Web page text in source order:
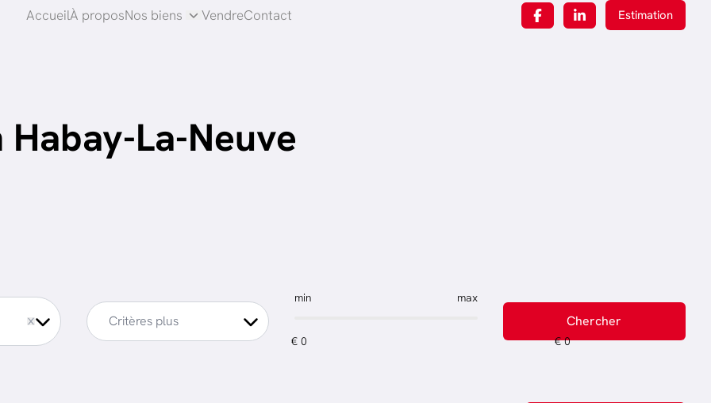
AccueilÀ proposNos biens VendreContact Estimation
La-Neuve
Critères plus
min max
Chercher